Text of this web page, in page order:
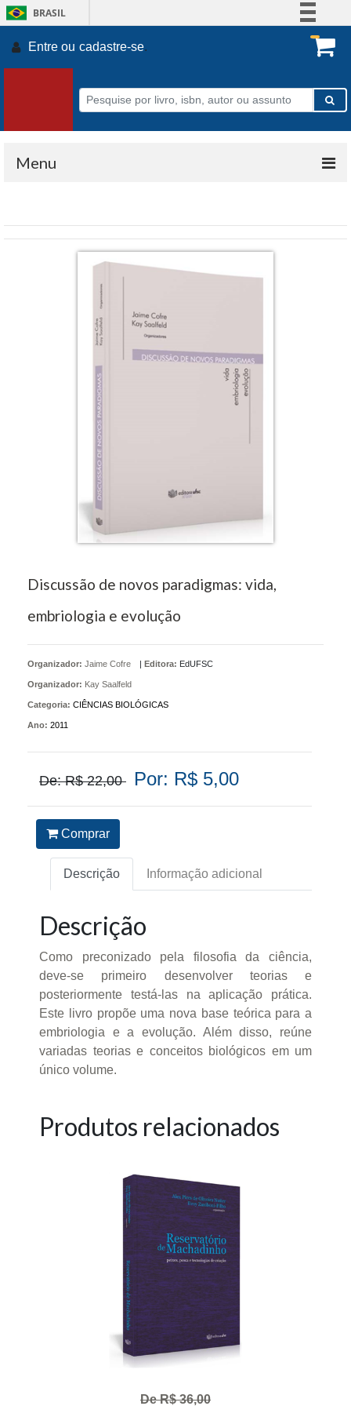
BRASIL
Participe
Acesso à informação
Legislação
Entre ou cadastre-se.
Menu
Discussão de novos paradigmas: vida,
embriologia e evolução
Organizador: Jaime Cofre
Organizador: Kay Saalfeld
| Editora: EdUFSC
Categoria: CIÊNCIAS BIOLÓGICAS
Ano: 2011
De: R$ 22,00 Por: R$ 5,00
Comprar
Descrição Informação adicional
Descrição
Como preconizado pela filosofia da ciência,
deve-se primeiro desenvolver teorias e
posteriormente testá-las na aplicação prática.
Este livro propõe uma nova base teórica para a
embriologia e a evolução. Além disso, reúne
variadas teorias e conceitos biológicos em um
único volume.
Produtos relacionados
De R$ 36,00